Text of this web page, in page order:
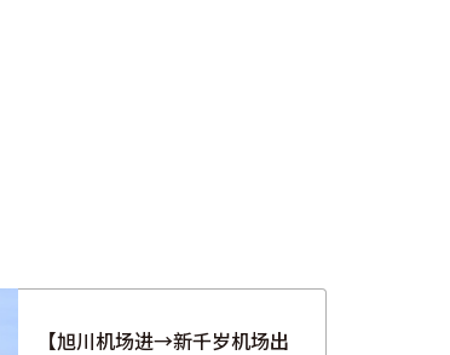
【旭川机场进→新千岁机场出